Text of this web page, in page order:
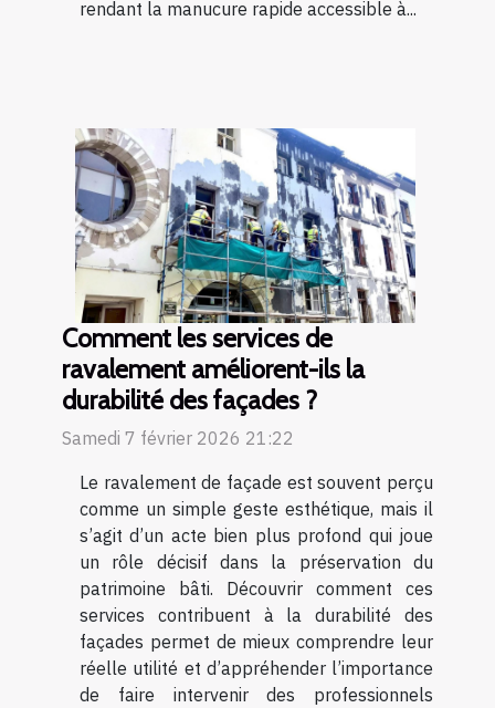
rendant la manucure rapide accessible à...
Comment les services de
ravalement améliorent-ils la
durabilité des façades ?
Samedi 7 février 2026 21:22
Le ravalement de façade est souvent perçu
comme un simple geste esthétique, mais il
s’agit d’un acte bien plus profond qui joue
un rôle décisif dans la préservation du
patrimoine bâti. Découvrir comment ces
services contribuent à la durabilité des
façades permet de mieux comprendre leur
réelle utilité et d’appréhender l’importance
de faire intervenir des professionnels